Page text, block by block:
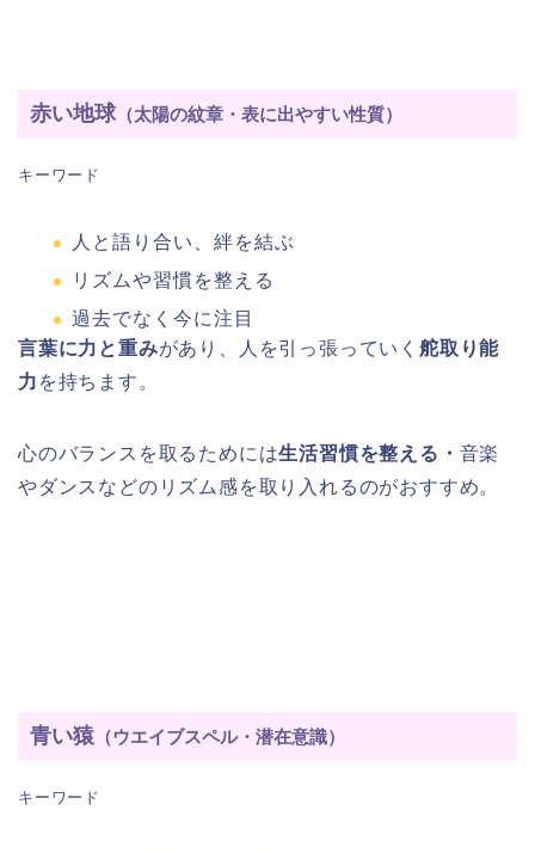
赤い地球（太陽の紋章・表に出やすい性質）
キーワード
人と語り合い、絆を結ぶ
リズムや習慣を整える
過去でなく今に注目
言葉に力と重みがあり、人を引っ張っていく舵取り能
力 を持ちます。
心のバランスを取るためには生活習慣を整える・ 音楽
やダンスなどのリズム感を取り入れるのがおすすめ。
青い猿 （ウエイブスペル・潜在意識）
キーワード